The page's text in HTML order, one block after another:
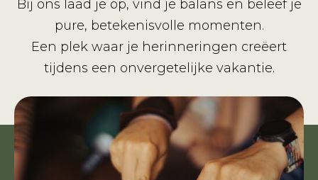
Bij ons laad je op, vind je balans en beleef je
pure, betekenisvolle momenten.
Een plek waar je herinneringen creëert
tijdens een onvergetelijke vakantie.